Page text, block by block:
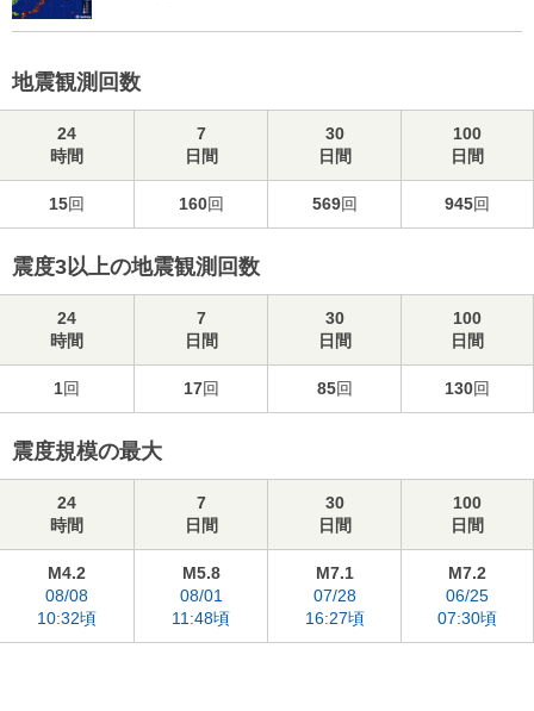
地震観測回数
24
時間
7
日間
30
日間
100
日間
15回 160回 569回 945回
震度3以上の地震観測回数
24
時間
7
日間
30
日間
100
日間
1回 17回 85回 130回
震度規模の最大
24
時間
7
日間
30
日間
100
日間
M4.2
08/08
10:32頃
M5.8
08/01
11:48頃
M7.1
07/28
16:27頃
M7.2
06/25
07:30頃